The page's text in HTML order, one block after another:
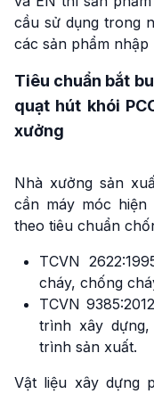
cầu sử dụng trong
các sản phẩm nhập
Tiêu chuẩn bắt
quạt hút khói
xưởng
Nhà xưởng sản
cần máy móc
theo tiêu chuẩn
TCVN
cháy, chống
TCVN
trình xây
trình sản xuất.
Vật liệu xây dựng